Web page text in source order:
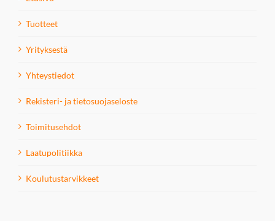
Tuotteet
Yrityksestä
Yhteystiedot
Rekisteri- ja tietosuojaseloste
Toimitusehdot
Laatupolitiikka
Koulutustarvikkeet